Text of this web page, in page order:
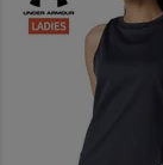
インフィット INFIT
サックス SAXX
オン On